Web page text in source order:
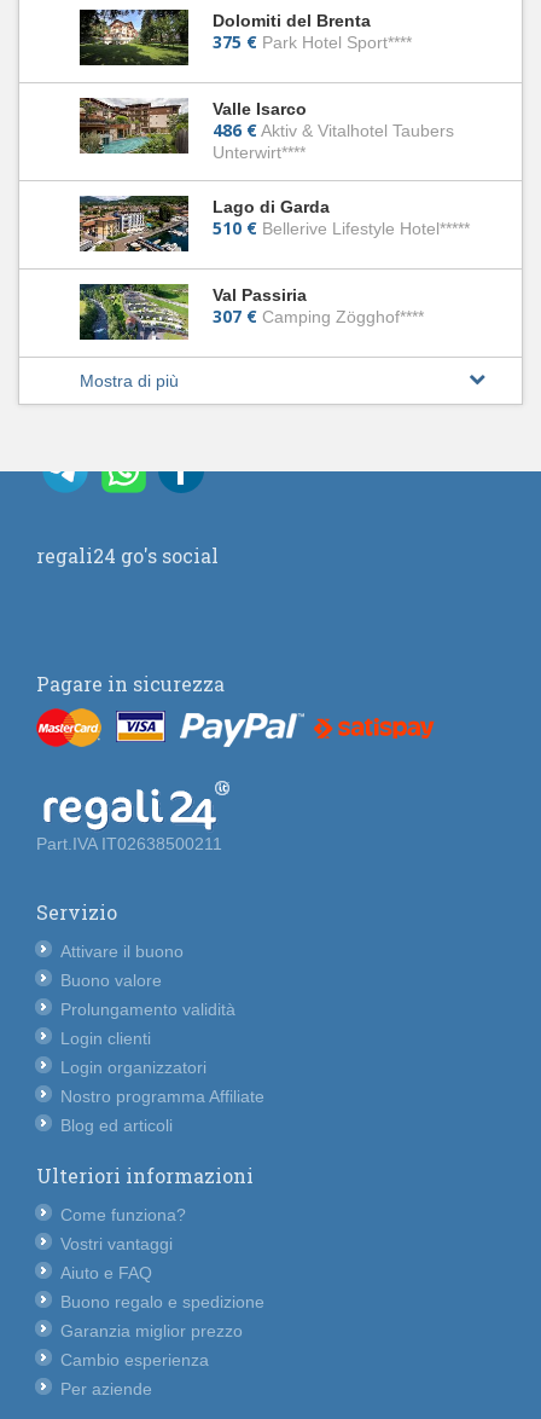
Dolomiti del Brenta
375 € Park Hotel Sport****
Valle Isarco
486 €Aktiv & Vitalhotel Taubers
Unterwirt****
Lago di Garda
510 € Bellerive Lifestyle Hotel*****
Val Passiria
307 € Camping Zögghof****
Mostra di più
regali24 go's social
Pagare in sicurezza
Part.IVA IT02638500211
Servizio
Attivare il buono
Buono valore
Prolungamento validità
Login clienti
Login organizzatori
Nostro programma Affiliate
Blog ed articoli
Ulteriori informazioni
Come funziona?
Vostri vantaggi
Aiuto e FAQ
Buono regalo e spedizione
Garanzia miglior prezzo
Cambio esperienza
Per aziende